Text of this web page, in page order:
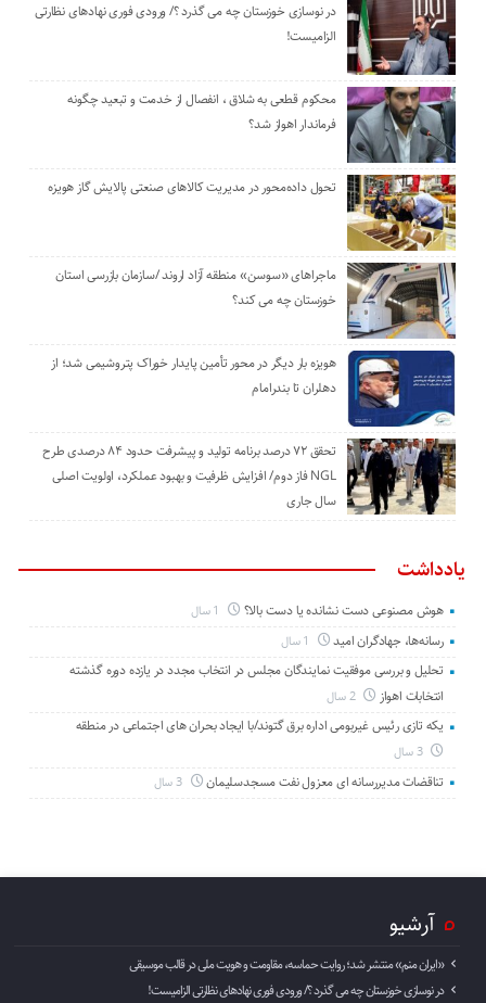
در نوسازی خوزستان چه می گذرد ؟/ ورودی فوری نهادهای نظارتی
الزامیست!
محکوم قطعی به شلاق ، انفصال از خدمت و تبعید چگونه
فرماندار اهواز شد؟
تحول داده‌محور در مدیریت کالاهای صنعتی پالایش گاز هویزه
ماجراهای «سوسن» منطقه آزاد اروند /سازمان بازرسی استان
خوزستان چه می کند؟
هویزه بار دیگر در محور تأمین پایدار خوراک پتروشیمی شد؛ از
دهلران تا بندرامام
تحقق ۷۲ درصد برنامه تولید و پیشرفت حدود ۸۴ درصدی طرح
NGL فاز دوم/ افزایش ظرفیت و بهبود عملکرد، اولویت اصلی
سال جاری
یادداشت
هوش مصنوعی دست نشانده یا دست بالا؟
رسانه‌ها، جهادگران امید
تحلیل و بررسی موفقیت نمایندگان مجلس در انتخاب مجدد در یازده دوره گذشته
انتخابات اهواز
2 سال
یکه تازی رئیس غیربومی اداره برق گتوند/با ایجاد بحران های اجتماعی در منطقه
3 سال
تناقضات مدیررسانه ای معزول نفت مسجدسلیمان 3 سال
آرشیو
«ایران منم» منتشر شد؛ روایت حماسه، مقاومت و هویت ملی در قالب موسیقی
در نوسازی خوزستان چه می گذرد ؟/ ورودی فوری نهادهای نظارتی الزامیست!